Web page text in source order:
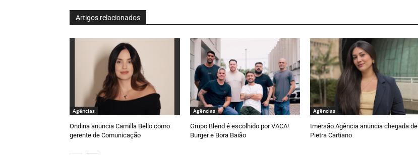
Artigos relacionados
Agências
Ondina anuncia Camilla Bello como
gerente de Comunicação
Agências
Grupo Blend é escolhido por VACA!
Burger e Bora Baião
Agências
Imersão Agência anuncia chegada de
Pietra Cartiano